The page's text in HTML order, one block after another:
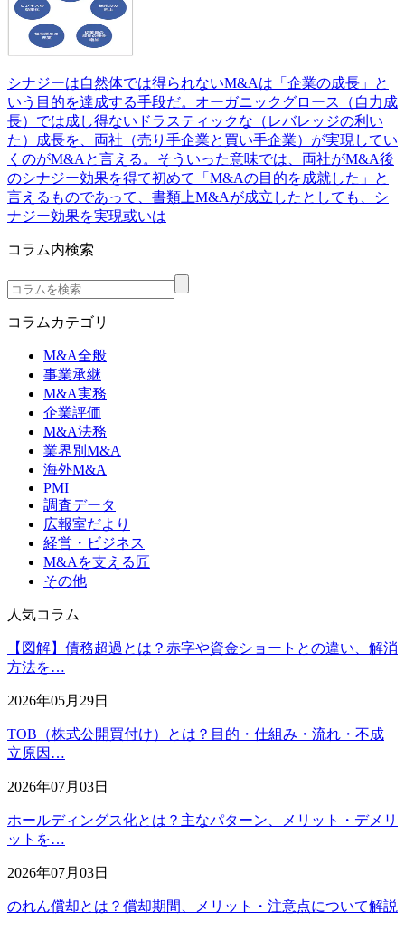
シナジーは自然体では得られないM&Aは「企業の成長」と
いう目的を達成する手段だ。オーガニックグロース（自力成
長）では成し得ないドラスティックな（レバレッジの利い
た）成長を、両社（売り手企業と買い手企業）が実現してい
くのがM&Aと言える。そういった意味では、両社がM&A後
のシナジー効果を得て初めて「M&Aの目的を成就した」と
言えるものであって、書類上M&Aが成立したとしても、シ
ナジー効果を実現或いは
コラム内検索
コラムカテゴリ
M&A全般
事業承継
M&A実務
企業評価
M&A法務
業界別M&A
海外M&A
PMI
調査データ
広報室だより
経営・ビジネス
M&Aを支える匠
その他
人気コラム
【図解】債務超過とは？赤字や資金ショートとの違い、解消
方法を…
2026年05月29日
TOB（株式公開買付け）とは？目的・仕組み・流れ・不成
立原因…
2026年07月03日
ホールディングス化とは？主なパターン、メリット・デメリ
ットを…
2026年07月03日
のれん償却とは？償却期間、メリット・注意点について解説